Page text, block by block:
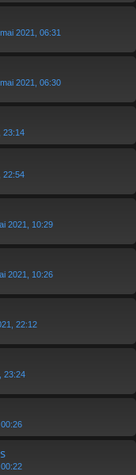
2021, 06:31
2021, 06:30
23:14
22:54
2021, 10:29
2021, 10:26
22:12
23:24